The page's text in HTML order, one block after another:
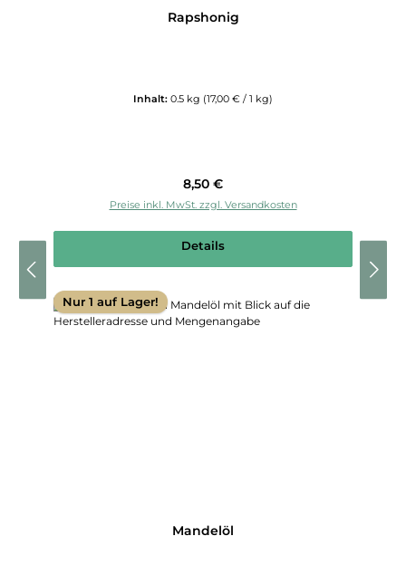
Rapshonig
Inhalt: 0.5 kg (17,00 € / 1 kg)
Regulärer Preis:
8,50 €
Preise inkl. MwSt. zzgl. Versandkosten
Details
Nur 1 auf Lager!
Mandelöl